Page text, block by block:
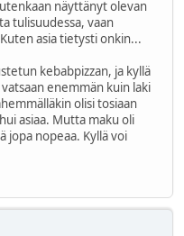
näyttänyt olevan
tulisuudessa, vaan
asia tietysti onkin...
kebabpizzan, ja kyllä
enemmän kuin laki
olisi tosiaan
asiaa. Mutta maku oli
jopa nopeaa. Kyllä voi